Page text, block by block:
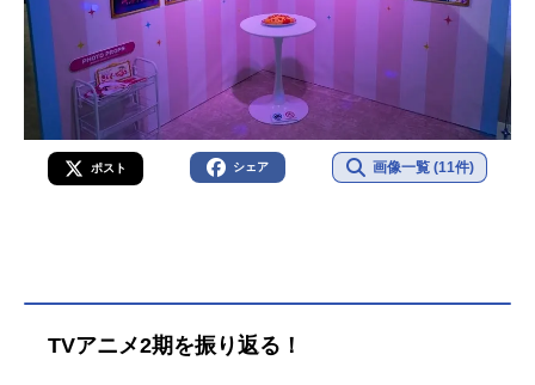
ポスト シェア 画像一覧 (11件)
TVアニメ2期を振り返る！